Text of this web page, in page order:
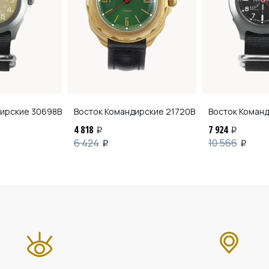
30698В Восток Командирские 21720В
4 818 i
6 424 i
Восток
7 924 i
10 566 i